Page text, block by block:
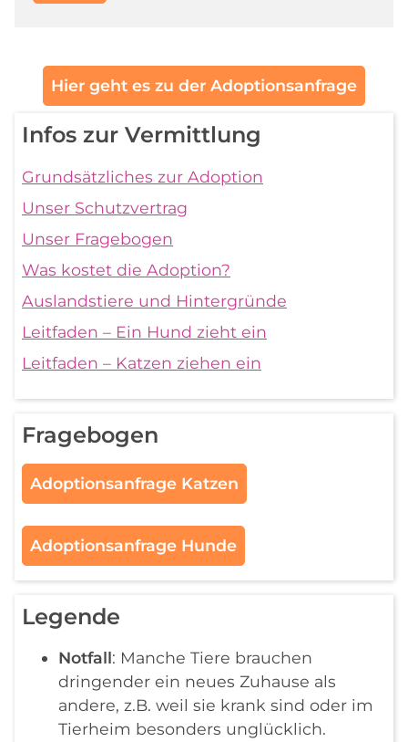
Hier geht es zu der Adoptionsanfrage
Infos zur Vermittlung
Grundsätzliches zur Adoption
Unser Schutzvertrag
Unser Fragebogen
Was kostet die Adoption?
Auslandstiere und Hintergründe
Leitfaden – Ein Hund zieht ein
Leitfaden – Katzen ziehen ein
Fragebogen
Adoptionsanfrage Katzen
Adoptionsanfrage Hunde
Legende
Notfall: Manche Tiere brauchen
dringender ein neues Zuhause als
andere, z.B. weil sie krank sind oder im
Tierheim besonders unglücklich.